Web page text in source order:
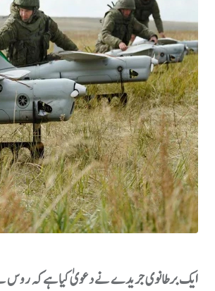
ایک برطانوی جریدے نے دعویٰ کیا ہے کہ روس نے